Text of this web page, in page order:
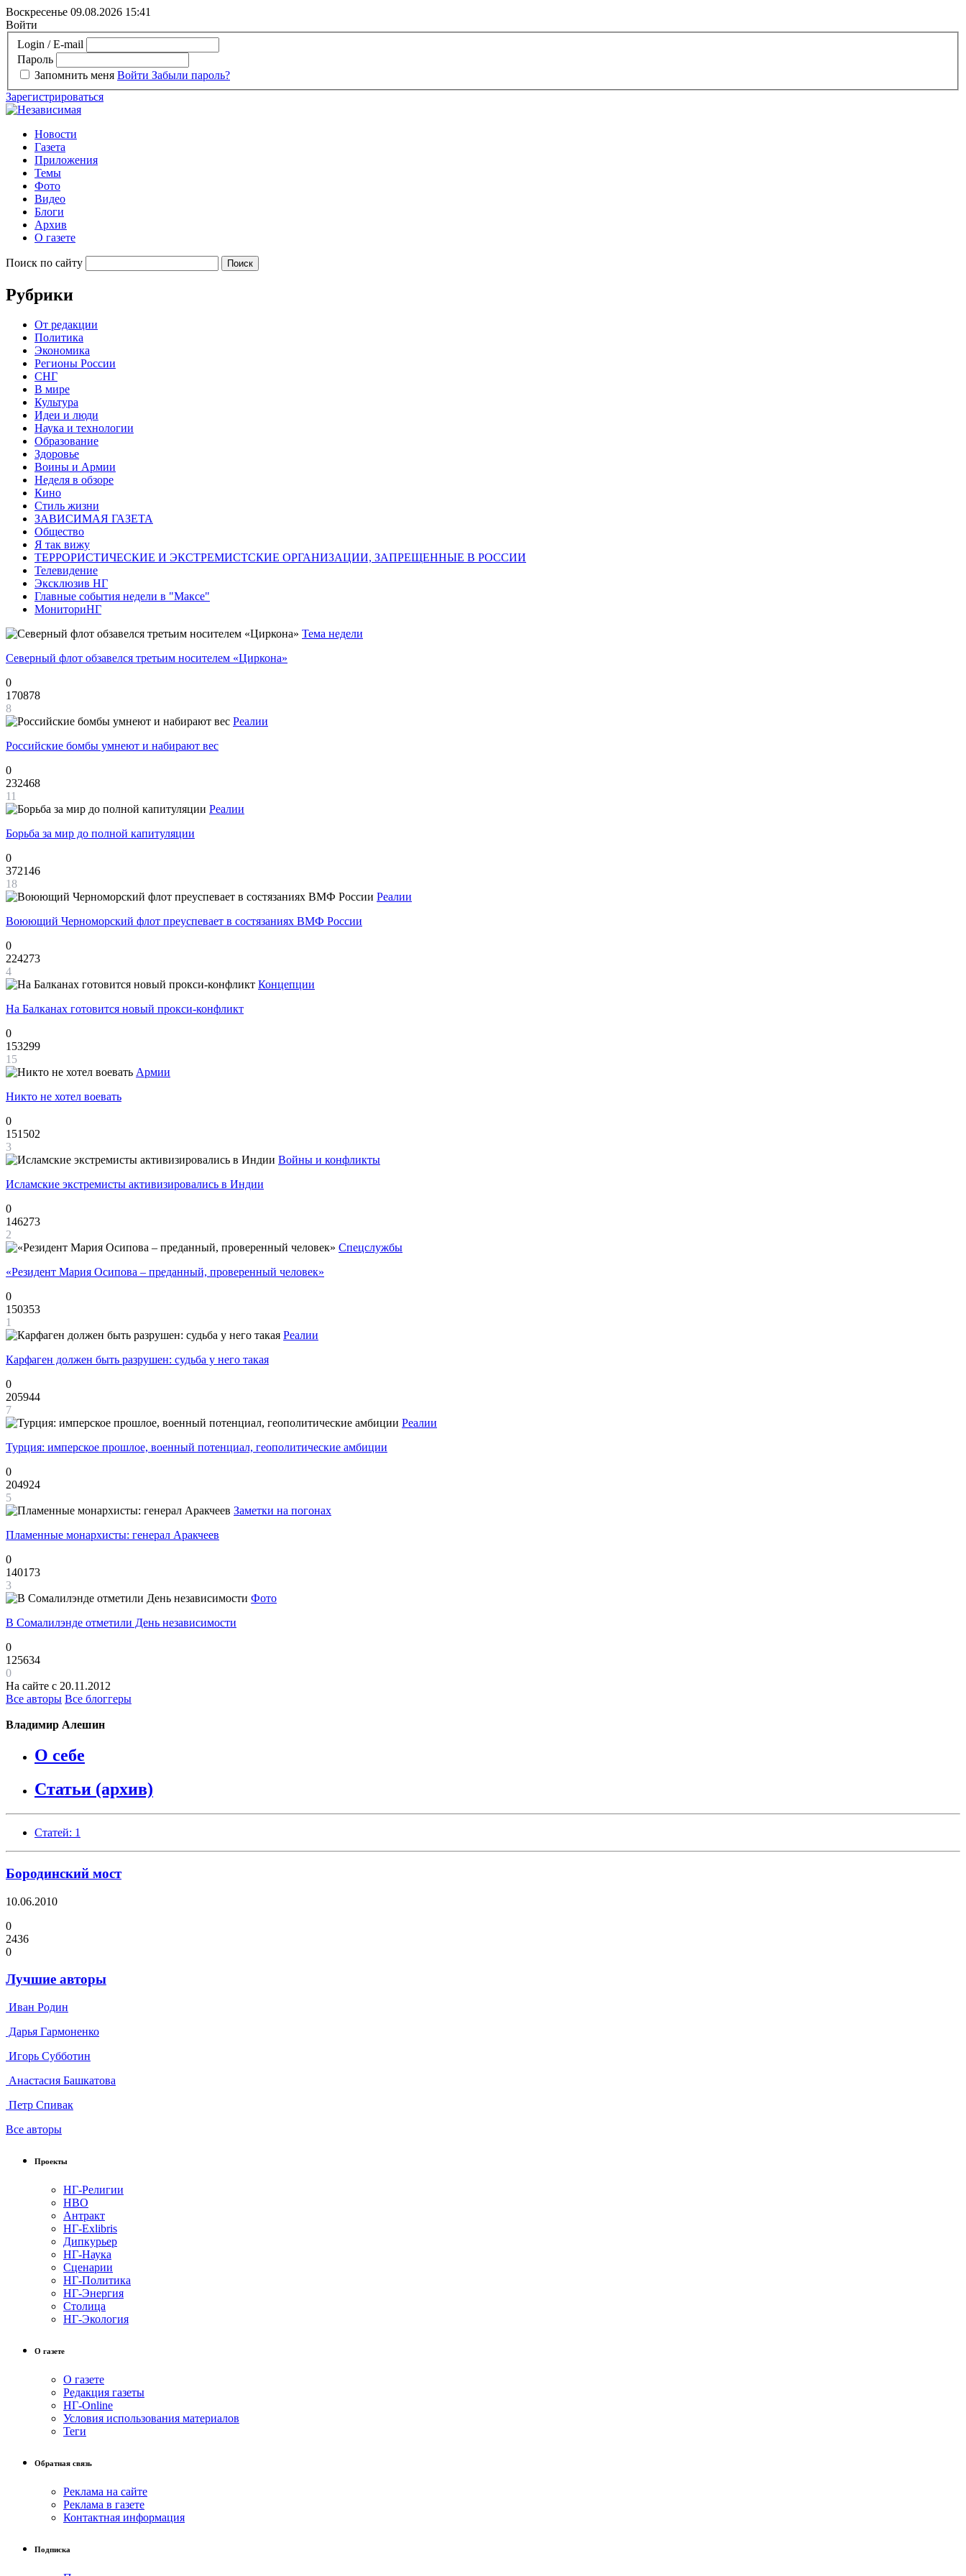
Воскресенье 09.08.2026 15:41
Войти
Login / E-mail
Пароль
Запомнить меня Войти Забыли пароль?
Зарегистрироваться
Новости
Газета
Приложения
Темы
Фото
Видео
Блоги
Архив
О газете
Поиск по сайту
Рубрики
От редакции
Политика
Экономика
Регионы России
СНГ
В мире
Культура
Идеи и люди
Наука и технологии
Образование
Здоровье
Воины и Армии
Неделя в обзоре
Кино
Стиль жизни
ЗАВИСИМАЯ ГАЗЕТА
Общество
Я так вижу
ТЕРРОРИСТИЧЕСКИЕ И ЭКСТРЕМИСТСКИЕ ОРГАНИЗАЦИИ, ЗАПРЕЩЕННЫЕ В РОССИИ
Телевидение
Эксклюзив НГ
Главные события недели в "Максе"
МониториНГ
Тема недели
Северный флот обзавелся третьим носителем «Циркона»
0
170878
8
Реалии
Российские бомбы умнеют и набирают вес
0
232468
11
Реалии
Борьба за мир до полной капитуляции
0
372146
18
Реалии
Воюющий Черноморский флот преуспевает в состязаниях ВМФ России
0
224273
4
Концепции
На Балканах готовится новый прокси-конфликт
0
153299
15
Армии
Никто не хотел воевать
0
151502
3
Войны и конфликты
Исламские экстремисты активизировались в Индии
0
146273
2
Спецслужбы
«Резидент Мария Осипова – преданный, проверенный человек»
0
150353
1
Реалии
Карфаген должен быть разрушен: судьба у него такая
0
205944
7
Реалии
Турция: имперское прошлое, военный потенциал, геополитические амбиции
0
204924
5
Заметки на погонах
Пламенные монархисты: генерал Аракчеев
0
140173
3
Фото
В Сомалилэнде отметили День независимости
0
125634
0
На сайте с 20.11.2012
Все авторы Все блоггеры
Владимир Алешин
О себе
Статьи (архив)
Статей: 1
Бородинский мост
10.06.2010
0
2436
0
Лучшие авторы
Иван Родин
Дарья Гармоненко
Игорь Субботин
Анастасия Башкатова
Петр Спивак
Все авторы
Проекты
НГ-Религии
НВО
Антракт
НГ-Exlibris
Дипкурьер
НГ-Наука
Сценарии
НГ-Политика
НГ-Энергия
Столица
НГ-Экология
О газете
О газете
Редакция газеты
НГ-Online
Условия использования материалов
Теги
Обратная связь
Реклама на сайте
Реклама в газете
Контактная информация
Подписка